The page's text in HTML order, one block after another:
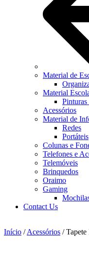
Material de
Material
Pinturas
Acessórios
Material de
Redes
Portáteis
Colunas e
Telefones e
Telemóveis
Brinquedos
Oraimo
Gaming
Contact Us
Início /Acessórios /